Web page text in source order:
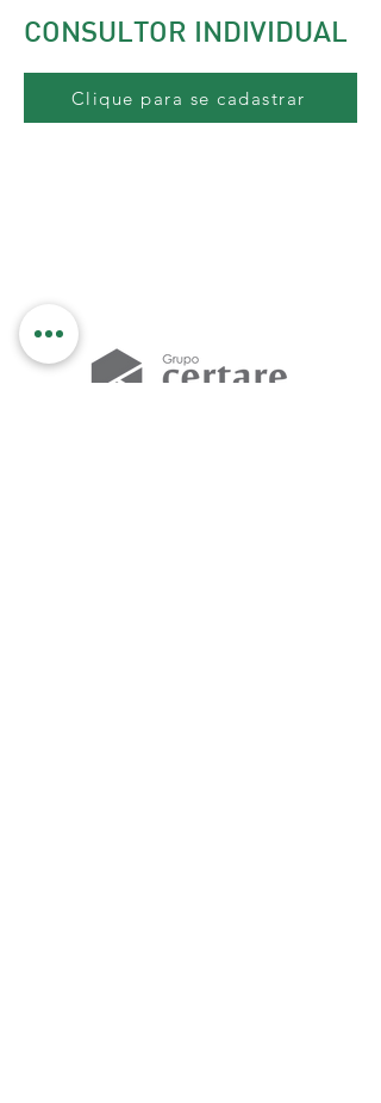
CONSULTOR INDIVIDUAL
Clique para se cadastrar